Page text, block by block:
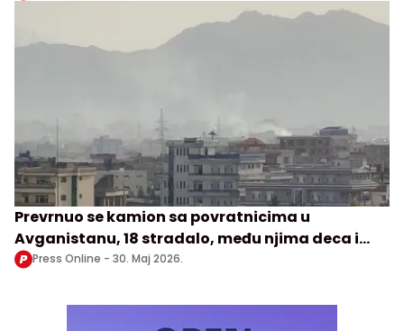
Prevrnuo se kamion sa povratnicima u
Avganistanu, 18 stradalo, među njima deca i
ženePress Online - 30. Maj 2026.